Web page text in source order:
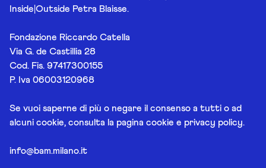
Inside|Outside Petra Blaisse.
Fondazione Riccardo Catella
Via G. de Castillia 28
Cod. Fis. 97417300155
P. Iva 06003120968
Se vuoi saperne di più o negare il consenso a tutti o ad
alcuni cookie, consulta la pagina cookie e privacy policy.
info@bam.milano.it